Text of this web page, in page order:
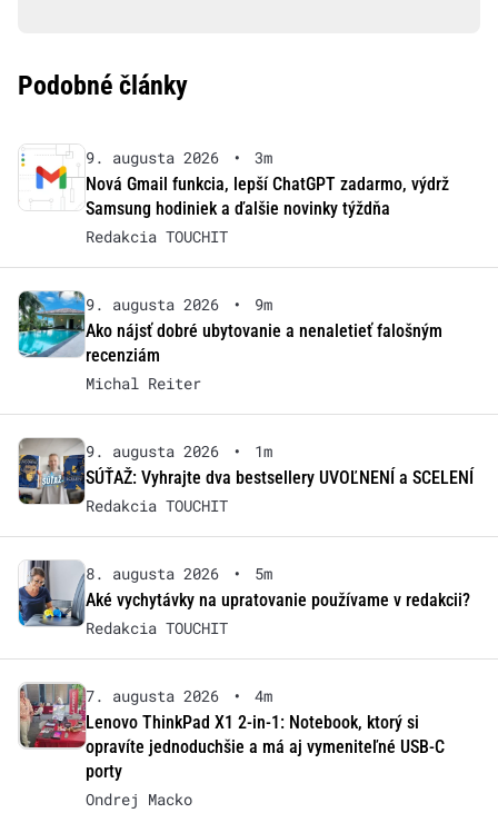
Podobné články
9. augusta 2026 •
3m
Nová Gmail funkcia, lepší ChatGPT zadarmo, výdrž
Samsung hodiniek a ďalšie novinky týždňa
Redakcia TOUCHIT
9. augusta 2026 •
9m
Ako nájsť dobré ubytovanie a nenaletieť falošným
recenziám
Michal Reiter
9. augusta 2026 •
1m
SÚŤAŽ: Vyhrajte dva bestsellery UVOĽNENÍ a SCELENÍ
Redakcia TOUCHIT
8. augusta 2026 •
5m
Aké vychytávky na upratovanie používame v redakcii?
Redakcia TOUCHIT
7. augusta 2026 •
4m
Lenovo ThinkPad X1 2-in-1: Notebook, ktorý si
opravíte jednoduchšie a má aj vymeniteľné USB-C
porty
Ondrej Macko